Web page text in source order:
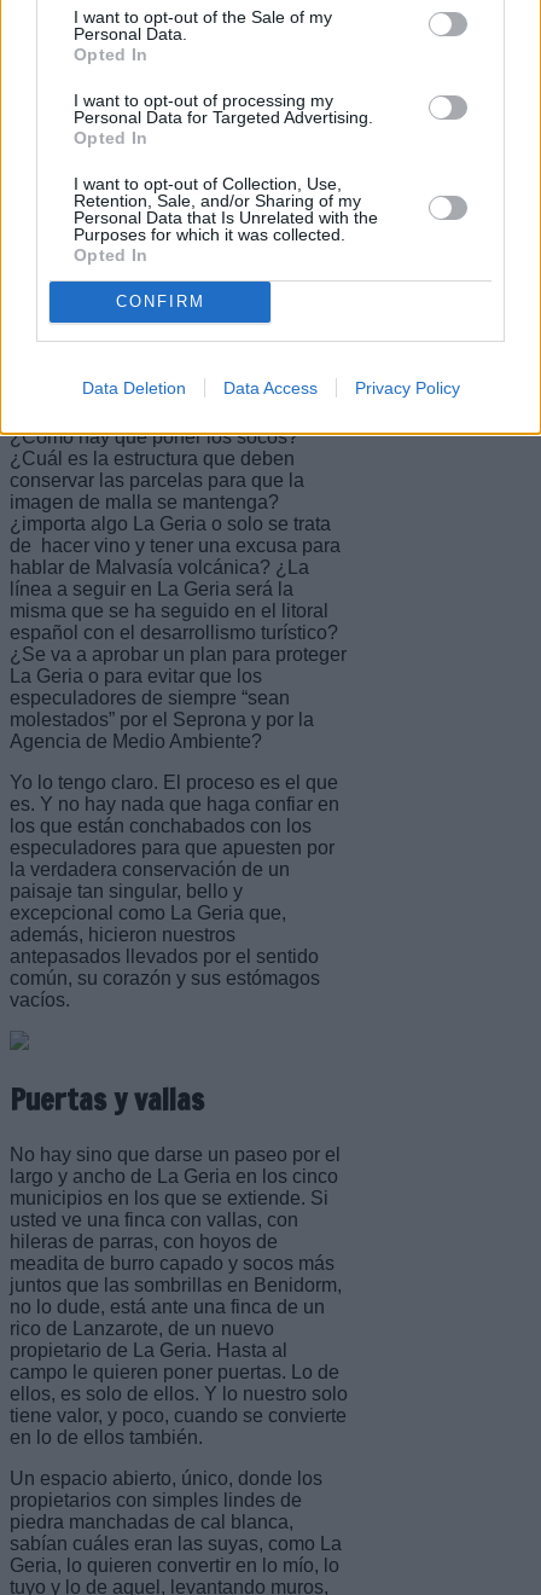
I want to opt-out of the Sale of my
Personal Data.
Opted In
I want to opt-out of processing my
Personal Data for Targeted Advertising.
Opted In
I want to opt-out of Collection, Use,
Retention, Sale, and/or Sharing of my
Personal Data that Is Unrelated with the
Purposes for which it was collected.
Opted In
CONFIRM
Data Deletion Data Access Privacy Policy
Un Plan Especial,
complicidad de
administración y
destructores "por el bien"
del vino
El Plan Espacial de La Geria que está
en tramitación en un claro ejemplo.
Nace para darle respuesta a las
aspiraciones de los ambiciosos, a los
que quieren convertir el vino en otra de
de La Geria. ¿Cuánto debe medir un
¿Cómo hay que poner los socos?
¿Cuál es la estructura que deben
conservar las parcelas para que la
imagen de malla se mantenga?
¿importa algo La Geria o solo se trata
de hacer vino y tener una excusa para
hablar de Malvasía volcánica? ¿La
línea a seguir en La Geria será la
misma que se ha seguido en el litoral
español con el desarrollismo turístico?
¿Se va a aprobar un plan para proteger
La Geria o para evitar que los
especuladores de siempre “sean
molestados” por el Seprona y por la
Agencia de Medio Ambiente?
Yo lo tengo claro. El proceso es el que
es. Y no hay nada que haga confiar en
los que están conchabados con los
especuladores para que apuesten por
la verdadera conservación de un
paisaje tan singular, bello y
excepcional como La Geria que,
además, hicieron nuestros
antepasados llevados por el sentido
común, su corazón y sus estómagos
vacíos.
Puertas y vallas
No hay sino que darse un paseo por el
largo y ancho de La Geria en los cinco
municipios en los que se extiende. Si
usted ve una finca con vallas, con
hileras de parras, con hoyos de
meadita de burro capado y socos más
juntos que las sombrillas en Benidorm,
no lo dude, está ante una finca de un
rico de Lanzarote, de un nuevo
propietario de La Geria. Hasta al
campo le quieren poner puertas. Lo de
ellos, es solo de ellos. Y lo nuestro solo
tiene valor, y poco, cuando se convierte
en lo de ellos también.
Un espacio abierto, único, donde los
propietarios con simples lindes de
piedra manchadas de cal blanca,
sabían cuáles eran las suyas, como La
Geria, lo quieren convertir en lo mío, lo
tuyo y lo de aquel, levantando muros,